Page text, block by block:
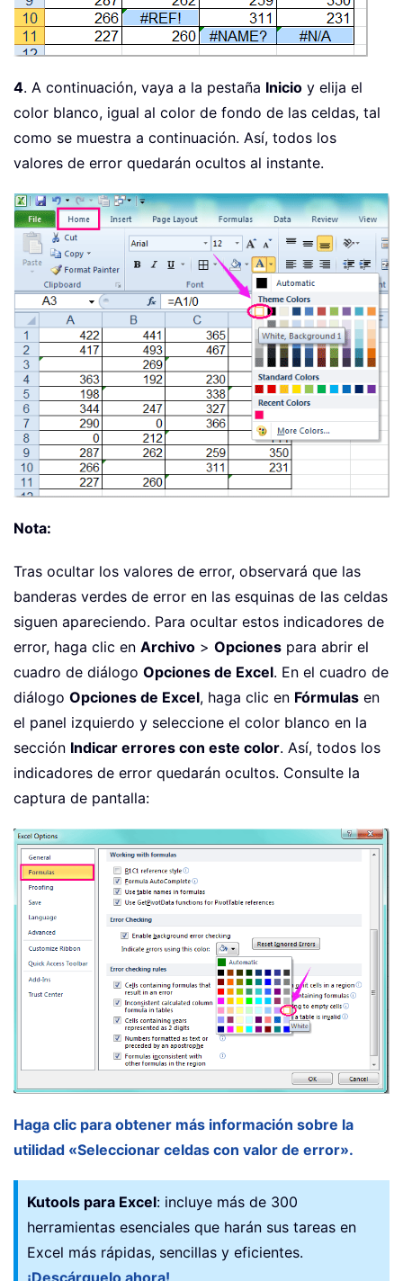
4. A continuación, vaya a la pestaña Inicio y elija el
color blanco, igual al color de fondo de las celdas, tal
como se muestra a continuación. Así, todos los
valores de error quedarán ocultos al instante.
Nota:
Tras ocultar los valores de error, observará que las
banderas verdes de error en las esquinas de las celdas
siguen apareciendo. Para ocultar estos indicadores de
error, haga clic en Archivo > Opciones para abrir el
cuadro de diálogo Opciones de Excel. En el cuadro de
diálogo Opciones de Excel, haga clic en Fórmulas en
el panel izquierdo y seleccione el color blanco en la
sección Indicar errores con este color. Así, todos los
indicadores de error quedarán ocultos. Consulte la
captura de pantalla:
Haga clic para obtener más información sobre la
utilidad «Seleccionar celdas con valor de error».
Kutools para Excel: incluye más de 300
herramientas esenciales que harán sus tareas en
Excel más rápidas, sencillas y eficientes.
¡Descárguelo ahora!